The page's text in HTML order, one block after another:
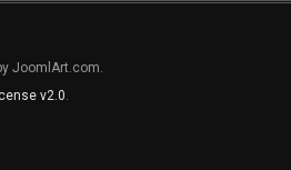
JoomlArt.com.
v2.0.